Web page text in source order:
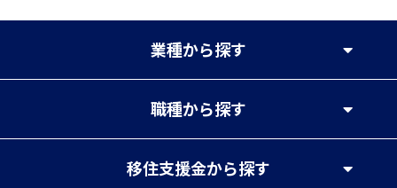
業種から探す
職種から探す
移住支援金から探す